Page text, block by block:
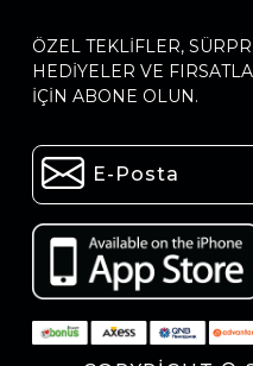
ÖZEL TEKLIFLER,
HEDIYELER VE
IÇIN ABONE OLUN.